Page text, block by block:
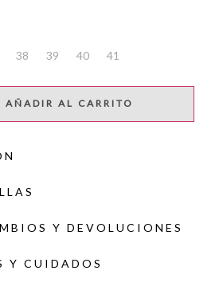
38 39 40 41
AÑADIR AL CARRITO
Y DEVOLUCIONES
Y CUIDADOS